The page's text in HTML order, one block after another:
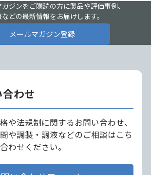
ガジンをご購読の方に製品や評価事例、
どの最新情報をお届けします。
メールマガジン登録
わせ
や法規制に関するお問い合わせ、
や調製・調液などのご相談はこち
わせください。